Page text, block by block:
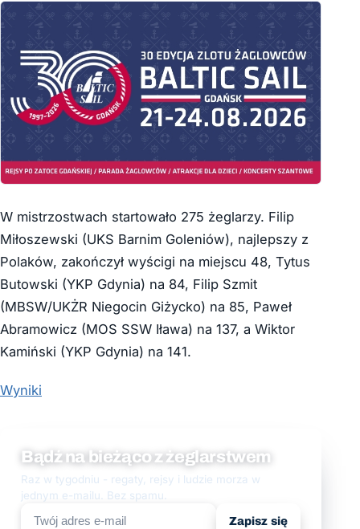
W mistrzostwach startowało 275 żeglarzy. Filip
Miłoszewski (UKS Barnim Goleniów), najlepszy z
Polaków, zakończył wyścigi na miejscu 48, Tytus
Butowski (YKP Gdynia) na 84, Filip Szmit
(MBSW/UKŻR Niegocin Giżycko) na 85, Paweł
Abramowicz (MOS SSW Iława) na 137, a Wiktor
Kamiński (YKP Gdynia) na 141.
Wyniki
Bądź na bieżąco z żeglarstwem
Raz w tygodniu - regaty, rejsy i ludzie morza w
jednym e-mailu. Bez spamu.
Zapisz się